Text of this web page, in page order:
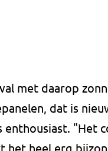
met daarop
dat is
"Het
het heel erg